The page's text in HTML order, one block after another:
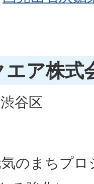
ア株式
谷区
のまちプ